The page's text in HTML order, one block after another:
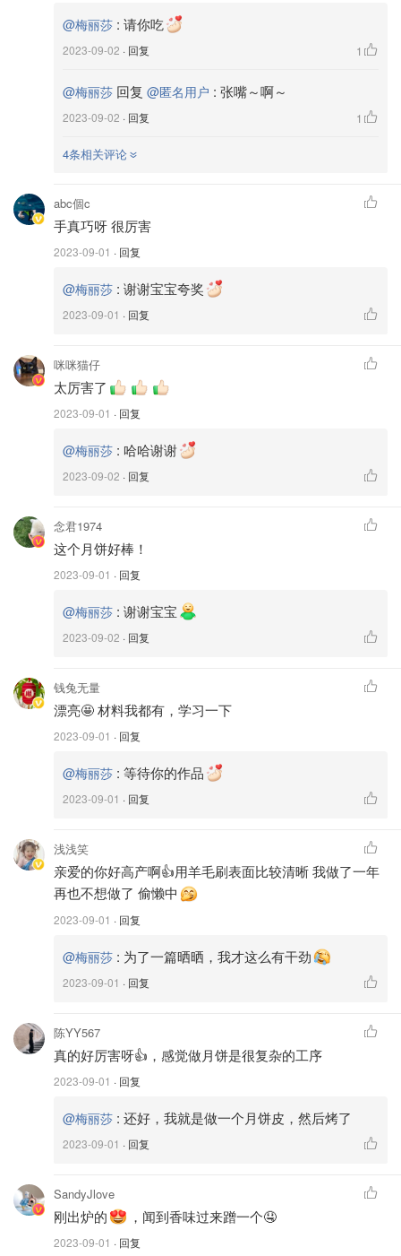
🥮准备材料：
一包 500克的豆沙馅儿
两个鸡蛋，主要使用蛋黄
黄油125克，奶香味的来源
糖或者糖粉50克
香草精几滴，蜂蜜一小勺
🥮必要的工具：
这个可以在
Amazon 亚马逊或 SHEIN上面买,搜索
Mooncake mold,我的是50克的,新手比较适合做小一点的月
考。
@梅丽莎 : 请你吃
2023-09-02 · 回复 1
@梅丽莎 回复 @匿名用户 : 张嘴～啊～
2023-09-02 · 回复 1
4条相关评论
abc個c
手真巧呀 很厉害
2023-09-01 · 回复
@梅丽莎 : 谢谢宝宝夸奖
2023-09-01 · 回复
咪咪猫仔
太厉害了
2023-09-01 · 回复
@梅丽莎 : 哈哈谢谢
2023-09-02 · 回复
念君1974
这个月饼好棒！
2023-09-01 · 回复
@梅丽莎 : 谢谢宝宝
2023-09-02 · 回复
钱兔无量
漂亮🤩 材料我都有，学习一下
2023-09-01 · 回复
@梅丽莎 : 等待你的作品
2023-09-01 · 回复
浅浅笑
亲爱的你好高产啊👍用羊毛刷表面比较清晰 我做了一年
再也不想做了 偷懒中
2023-09-01 · 回复
@梅丽莎 : 为了一篇晒晒，我才这么有干劲
2023-09-01 · 回复
陈YY567
真的好厉害呀👍，感觉做月饼是很复杂的工序
2023-09-01 · 回复
@梅丽莎 : 还好，我就是做一个月饼皮，然后烤了
2023-09-01 · 回复
SandyJlove
刚出炉的 ，闻到香味过来蹭一个🤤
2023-09-01 · 回复